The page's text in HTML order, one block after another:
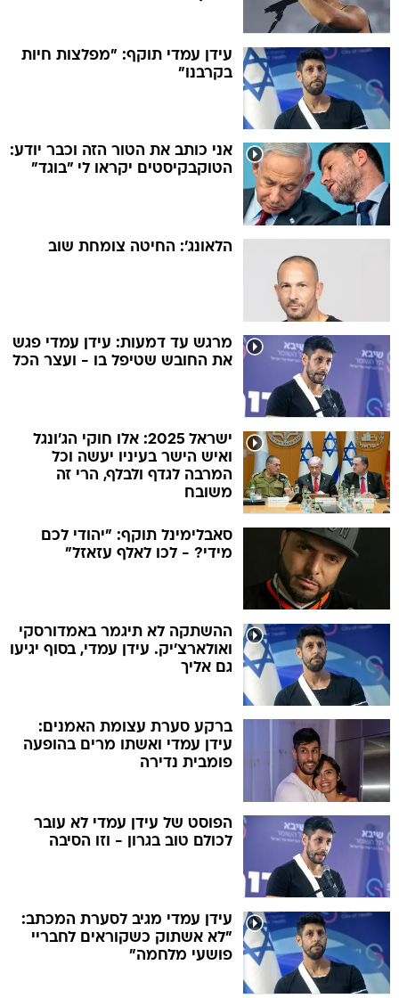
עידן עמדי תוקף: "מפלצות חיות
בקרבנו"
אני כותב את הטור הזה וכבר יודע:
הטוקבקיסטים יקראו לי "בוגד"
הלאונג': החיטה צומחת שוב
מרגש עד דמעות: עידן עמדי פגש
את החובש שטיפל בו - ועצר הכל
ישראל 2025: אלו חוקי הג'ונגל
ואיש הישר בעיניו יעשה וכל
המרבה לגדף ולבלף, הרי זה
משובח
סאבלימינל תוקף: "יהודי לכם
מידי? - לכו לאלף עזאזל"
ההשתקה לא תיגמר באמדורסקי
ואולארצ'יק. עידן עמדי, בסוף יגיעו
גם אליך
ברקע סערת עצומת האמנים:
עידן עמדי ואשתו מרים בהופעה
פומבית נדירה
הפוסט של עידן עמדי לא עובר
לכולם טוב בגרון - וזו הסיבה
עידן עמדי מגיב לסערת המכתב:
"לא אשתוק כשקוראים לחבריי
פושעי מלחמה"